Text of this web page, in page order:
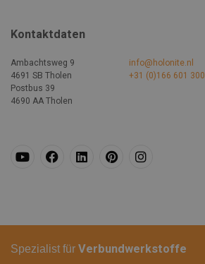
Kontaktdaten
Ambachtsweg 9
4691 SB Tholen
Postbus 39
4690 AA Tholen
info@holonite.nl
+31 (0)166 601 300
Spezialist für Verbundwerkstoffe